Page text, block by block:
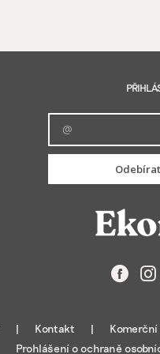
Kontakt Komerční
Prohlášení o ochraně